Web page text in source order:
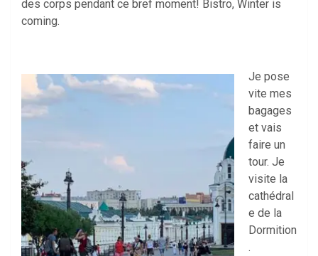
des corps pendant ce bref moment! Bistro, Winter is
coming.
Je pose
vite mes
bagages
et vais
faire un
tour. Je
visite la
cathédral
e de la
Dormition
.